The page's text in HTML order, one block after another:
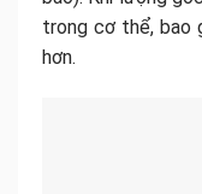
trong cơ thể, bao
hơn.